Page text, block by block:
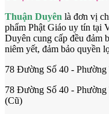
Thuận Duyên là đơn vị
phẩm Phật Giáo uy tín tại
Duyên cung cấp đều đảm
niêm yết, đảm bảo quyền
78 Đường Số 40 -
78 Đường Số 40 -
(Cũ)